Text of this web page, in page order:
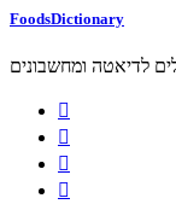
FoodsDictionary
לדיאטה ומחשבונים



